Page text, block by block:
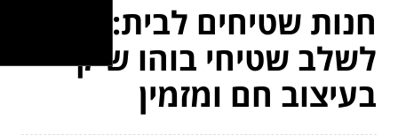
חנות שטיחים לבית: איך
לשלב שטיחי בוהו שיק
בעיצוב חם ומזמין